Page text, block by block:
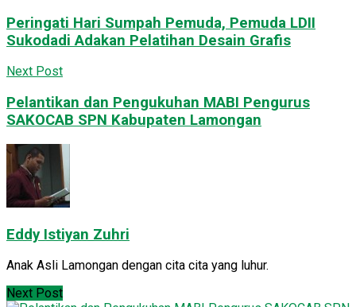
Peringati Hari Sumpah Pemuda, Pemuda LDII
Sukodadi Adakan Pelatihan Desain Grafis
Next Post
Pelantikan dan Pengukuhan MABI Pengurus
SAKOCAB SPN Kabupaten Lamongan
Eddy Istiyan Zuhri
Anak Asli Lamongan dengan cita cita yang luhur.
Next Post